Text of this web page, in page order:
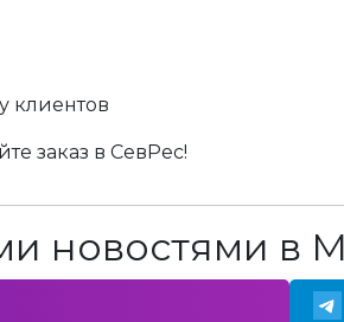
клиентов
заказ в СевРес!
новостями в